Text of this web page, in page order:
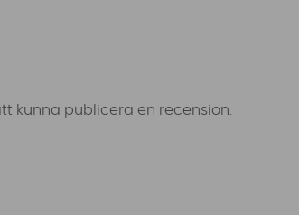
kunna publicera en recension.